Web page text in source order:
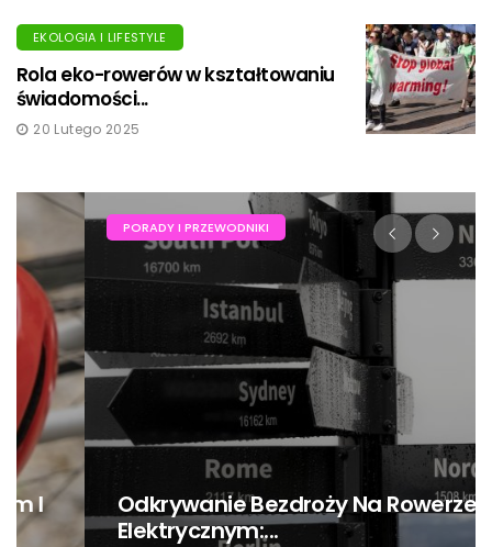
EKOLOGIA I LIFESTYLE
Rola eko-rowerów w kształtowaniu
świadomości...
20 Lutego 2025
PORADY I PRZEWODNIKI
Odkrywanie Bezdroży Na Rowerze
Elektrycznym:...